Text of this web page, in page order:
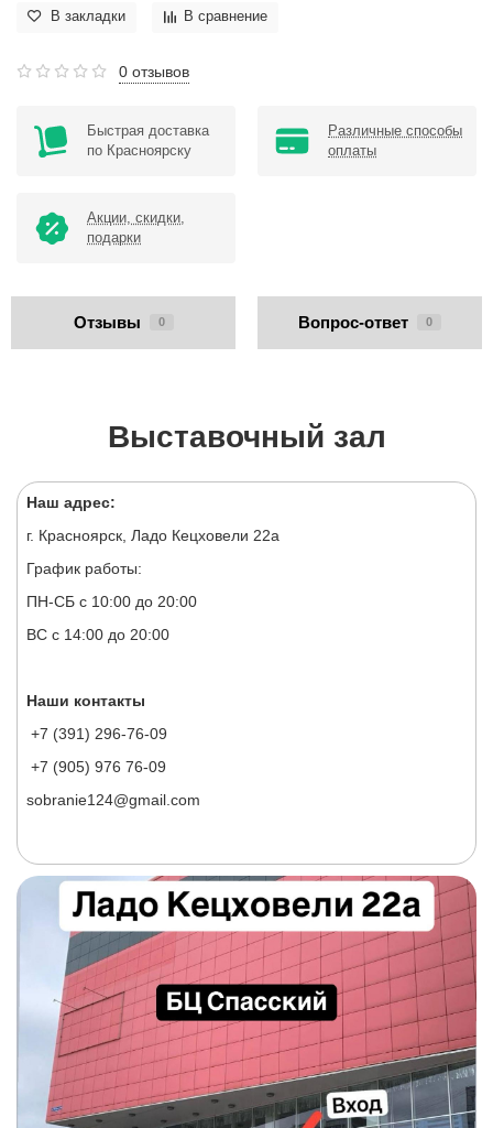
В закладки В сравнение
0 отзывов
Быстрая доставка
по Красноярску
Различные способы
оплаты
Акции, скидки,
подарки
Отзывы 0 Вопрос-ответ 0
Выставочный зал
Наш адрес:
г. Красноярск, Ладо Кецховели 22а
График работы:
ПН-СБ с 10:00 до 20:00
ВС с 14:00 до 20:00
Наши контакты
+7 (391) 296-76-09
+7 (905) 976 76-09
sobranie124@gmail.com